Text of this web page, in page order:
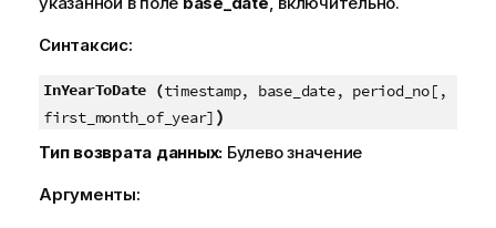
Синтаксис:
InYearToDate (timestamp, base_date, period_no[,
first_month_of_year] )
Тип возврата данных: Булево значение
Аргументы: